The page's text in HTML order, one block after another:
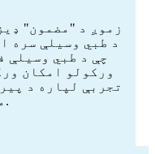
زموږ د "مضمون"
د طبي وسیلې سره
چې د طبي وسیلې
ورکولو امکان
تجربې لپاره د
مرسته کوي.